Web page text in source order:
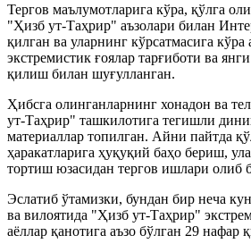
Тергов маълумотларига кўра, қўлга
"Ҳизб ут-Таҳрир" аъзолари билан
қилган ва уларнинг кўрсатмасига кўра
экстремистик ғоялар тарғиботи ва
қилиш билан шуғулланган.
Ҳибсга олинганларнинг хонадон ва
ут-Таҳрир" ташкилотига тегишли
материаллар топилган. Айни пайтда
ҳаракатларига ҳуқуқий баҳо бериш,
тортиш юзасидан тергов ишлари олиб
Эслатиб ўтамизки, бундан бир неча
ва вилоятида "Ҳизб ут-Таҳрир"
аёллар қанотига аъзо бўлган 29 нафар